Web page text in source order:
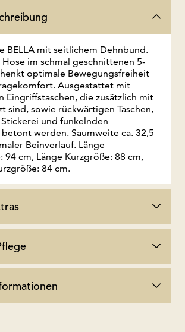
BELLA mit seitlichem Dehnbund.
im schmal geschnittenen 5-
optimale Bewegungsfreiheit
Ausgestattet mit
Eingriffstaschen, die zusätzlich mit
sind, sowie rückwärtigen Taschen,
und funkelnden
werden. Saumweite ca. 32,5
Beinverlauf. Länge
94 cm, Länge Kurzgröße: 88 cm,
84 cm.